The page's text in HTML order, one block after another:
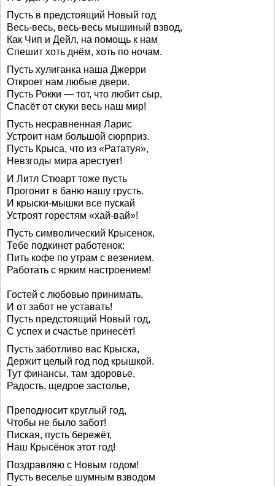
Пусть в предстоящий Новый год
Весь-весь, весь-весь мышиный взвод,
Как Чип и Дейл, на помощь к нам
Спешит хоть днём, хоть по ночам.
Пусть хулиганка наша Джерри
Откроет нам любые двери.
Пусть Рокки — тот, что любит сыр,
Спасёт от скуки весь наш мир!
Пусть несравненная Ларис
Устроит нам большой сюрприз.
Пусть Крыса, что из «Рататуя»,
Невзгоды мира арестует!
И Литл Стюарт тоже пусть
Прогонит в баню нашу грусть.
И крыски-мышки все пускай
Устроят горестям «хай-вай»!
Пусть символический Крысенок,
Тебе подкинет работенок:
Пить кофе по утрам с везением.
Работать с ярким настроением!
Гостей с любовью принимать,
И от забот не уставать!
Пусть предстоящий Новый год,
С успех и счастье принесёт!
Пусть заботливо вас Крыска,
Держит целый год под крышкой.
Тут финансы, там здоровье,
Радость, щедрое застолье,
Преподносит круглый год,
Чтобы не было забот!
Пиская, пусть бережёт,
Наш Крысёнок этот год!
Поздравляю с Новым годом!
Пусть веселье шумным взводом